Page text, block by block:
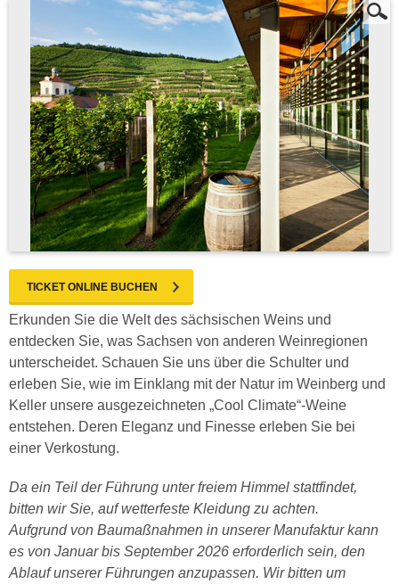
TICKET ONLINE BUCHEN
Erkunden Sie die Welt des sächsischen Weins und
entdecken Sie, was Sachsen von anderen Weinregionen
unterscheidet. Schauen Sie uns über die Schulter und
erleben Sie, wie im Einklang mit der Natur im Weinberg und
Keller unsere ausgezeichneten „Cool Climate“-Weine
entstehen. Deren Eleganz und Finesse erleben Sie bei
einer Verkostung.
Da ein Teil der Führung unter freiem Himmel stattfindet,
bitten wir Sie, auf wetterfeste Kleidung zu achten.
Aufgrund von Baumaßnahmen in unserer Manufaktur kann
es von Januar bis September 2026 erforderlich sein, den
Ablauf unserer Führungen anzupassen. Wir bitten um